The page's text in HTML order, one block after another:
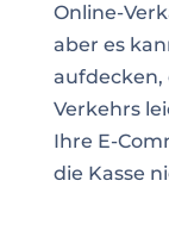
Online-
aber es
aufdecken,
Verkehrs
Ihre E-
die Kasse